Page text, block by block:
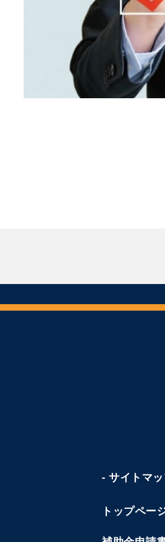
- サイトマ
トップペー